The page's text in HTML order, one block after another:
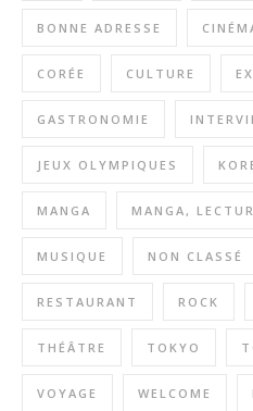
BONNE ADRESSE
CORÉE CULTURE
GASTRONOMIE
JEUX OLYMPIQUES
MANGA MANGA,
MUSIQUE NON CLASSÉ
RESTAURANT ROCK
THÉÂTRE TOKYO
VOYAGE WELCOME